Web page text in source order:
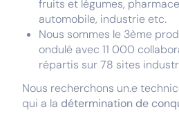
fruits et légumes,
automobile, industrie etc.
Nous sommes le 3ème
ondulé avec 11 000
répartis sur 78 sites
Nous recherchons un.e
qui a la détermination de